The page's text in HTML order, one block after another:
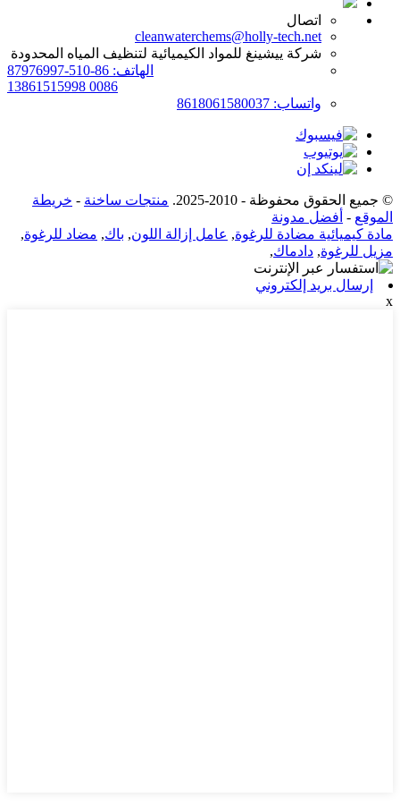
اتصال
cleanwaterchems@holly-tech.net
شركة ييشينغ للمواد الكيميائية لتنظيف المياه المحدودة
الهاتف: 86-510-87976997
0086 13861515998
واتساب: 8618061580037
© جميع الحقوق محفوظة - 2010-2025. منتجات ساخنة - خريطة
الموقع - أفضل مدونة
مادة كيميائية مضادة للرغوة, عامل إزالة اللون, باك, مضاد للرغوة,
مزيل للرغوة, دادماك,
إرسال بريد إلكتروني
x